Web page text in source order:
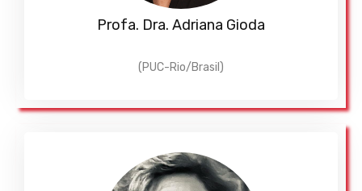
Profa. Dra. Adriana Gioda
(PUC-Rio/Brasil)